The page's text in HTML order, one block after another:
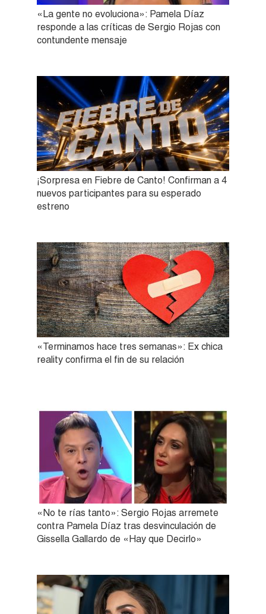
«La gente no evoluciona»: Pamela Díaz
responde a las críticas de Sergio Rojas con
contundente mensaje
¡Sorpresa en Fiebre de Canto! Confirman a 4
nuevos participantes para su esperado
estreno
«Terminamos hace tres semanas»: Ex chica
reality confirma el fin de su relación
«No te rías tanto»: Sergio Rojas arremete
contra Pamela Díaz tras desvinculación de
Gissella Gallardo de «Hay que Decirlo»